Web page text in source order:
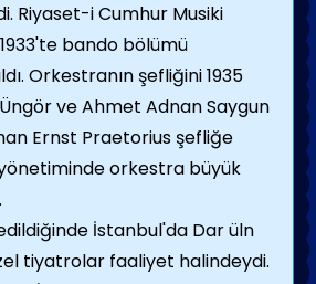
Riyaset-i Cumhur Musiki
1933'te bando bölümü
Orkestranın şefliğini 1935
ve Ahmet Adnan Saygun
Ernst Praetorius şefliğe
orkestra büyük
İstanbul'da Dar üln
tiyatrolar faaliyet halindeydi.